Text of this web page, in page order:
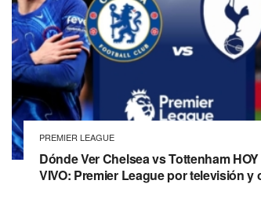
PREMIER LEAGUE
Dónde Ver Chelsea vs Tottenham HOY
VIVO: Premier League por televisión y